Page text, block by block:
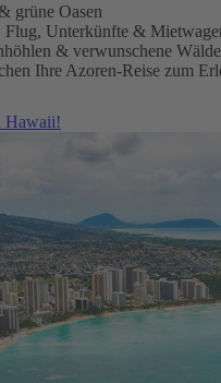
grüne Oasen
Flug, Unterkünfte &
& verwunschene
Ihre Azoren-Reise zum
Hawaii!